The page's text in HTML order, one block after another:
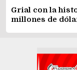
Grial con la
millones de